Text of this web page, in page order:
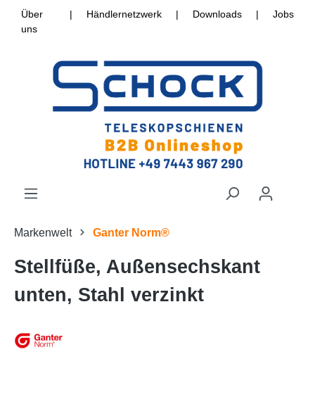
Über
uns
| Händlernetzwerk | Downloads | Jobs
Markenwelt Ganter Norm®
Stellfüße, Außensechskant
unten, Stahl verzinkt